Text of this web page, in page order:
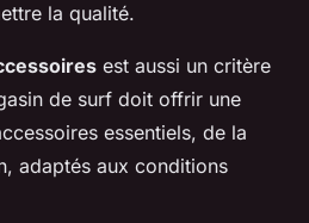
la qualité.
est aussi un critère
de surf doit offrir une
essentiels, de la
adaptés aux conditions